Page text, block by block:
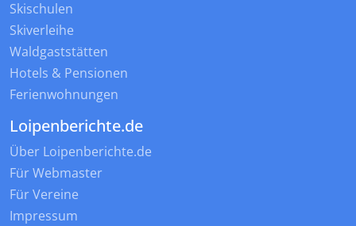
Skischulen
Skiverleihe
Waldgaststätten
Hotels & Pensionen
Ferienwohnungen
Loipenberichte.de
Über Loipenberichte.de
Für Webmaster
Für Vereine
Impressum